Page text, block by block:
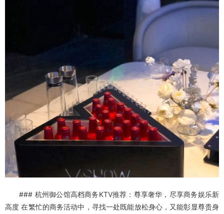
### 杭州御公馆高档商务KTV推荐：尊享奢华，尽享商务娱乐新
高度 在繁忙的商务活动中，寻找一处既能放松身心，又能彰显尊贵身